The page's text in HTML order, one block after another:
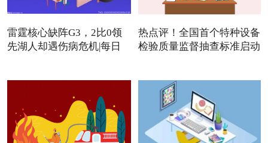
雷霆核心缺阵G3，2比0领
先湖人却遇伤病危机|每日
热点评！全国首个特种设备
检验质量监督抽查标准启动